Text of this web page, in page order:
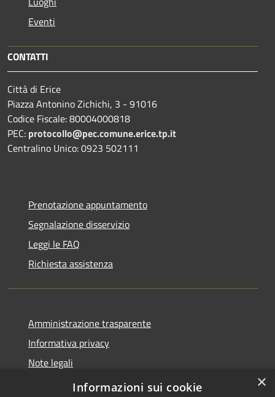
Eventi
CONTATTI
Città di Erice
Piazza Antonino Zichichi, 3 - 91016
Codice Fiscale: 80004000818
PEC: protocollo@pec.comune.erice.tp.it
Centralino Unico: 0923 502111
Prenotazione appuntamento
Segnalazione disservizio
Leggi le FAQ
Richiesta assistenza
Amministrazione trasparente
Informativa privacy
Note legali
Dichiarazione di accessibilità
×
Informazioni sui cookie